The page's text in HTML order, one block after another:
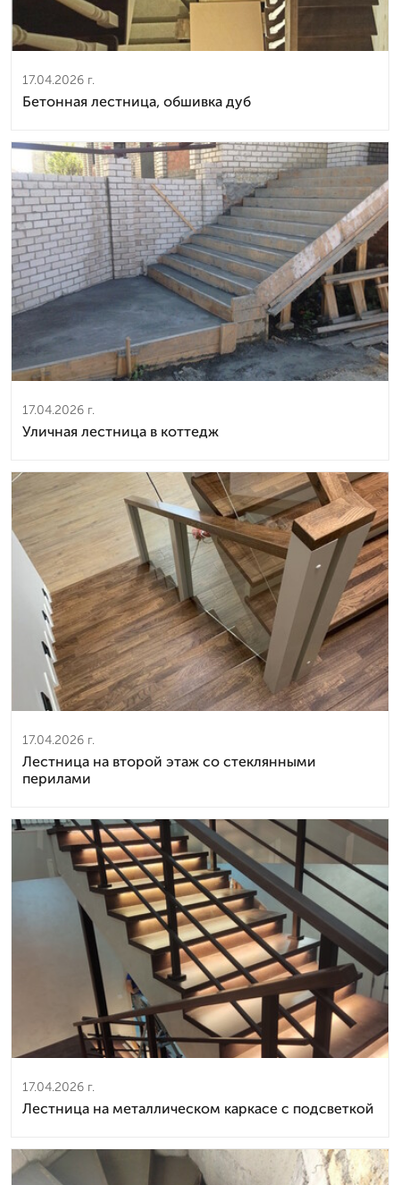
17.04.2026 г.
Бетонная лестница, обшивка дуб
17.04.2026 г.
Уличная лестница в коттедж
17.04.2026 г.
Лестница на второй этаж со стеклянными
перилами
17.04.2026 г.
Лестница на металлическом каркасе с подсветкой